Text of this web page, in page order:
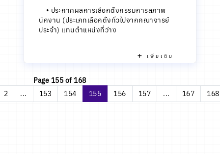
• ประกาศผลการเลือกตั้งกรรมการสภาพ
นักงาน (ประเภทเลือกตั้งทั่วไปจากคณาจารย์
ประจำ) แทนตำแหน่งที่ว่าง
เพิ่มเติม
Page 155 of 168
2
... 153 154 155 156 157 ... 167 168